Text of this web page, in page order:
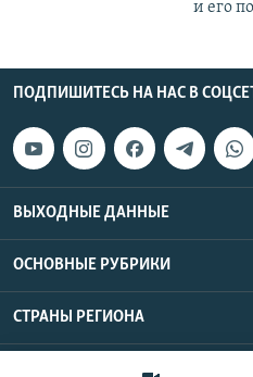
и его
ПОДПИШИТЕСЬ НА НАС В
ВЫХОДНЫЕ ДАННЫЕ
ОСНОВНЫЕ РУБРИКИ
СТРАНЫ РЕГИОНА